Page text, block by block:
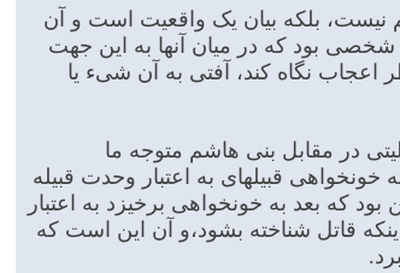
نیست، بلکه بیان یک واقعیت است و آن
بود که در میان آنها به این جهت
نگاه کند، آفتى به آن شى‏ء یا
در مقابل بنى ‏هاشم متوجه ما
قبیله‏اى به اعتبار وحدت قبیله
که بعد به خونخواهى برخیزد به اعتبار
اینکه قاتل شناخته بشود،و آن این است که